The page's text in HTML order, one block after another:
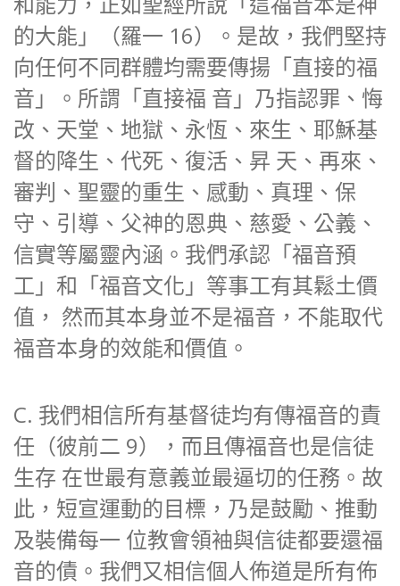
的大能」（羅一 16）。是故，我們堅持
向任何不同群體均需要傳揚「直接的福
音」。所謂「直接福 音」乃指認罪、悔
改、天堂、地獄、永恆、來生、耶穌基
督的降生、代死、復活、昇 天、再來、
審判、聖靈的重生、感動、真理、保
守、引導、父神的恩典、慈愛、公義、
信實等屬靈內涵。我們承認「福音預
工」和「福音文化」等事工有其鬆土價
值， 然而其本身並不是福音，不能取代
福音本身的效能和價值。
C. 我們相信所有基督徒均有傳福音的責
任（彼前二 9），而且傳福音也是信徒
生存 在世最有意義並最逼切的任務。故
此，短宣運動的目標，乃是鼓勵、推動
及裝備每一 位教會領袖與信徒都要還福
音的債。我們又相信個人佈道是所有佈